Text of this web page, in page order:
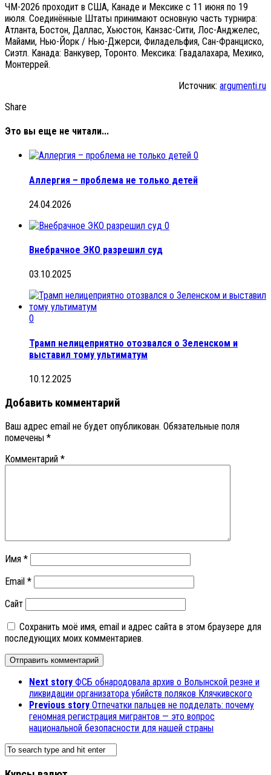
ЧМ-2026 проходит в США, Канаде и Мексике с 11 июня по 19
июля. Соединённые Штаты принимают основную часть турнира:
Атланта, Бостон, Даллас, Хьюстон, Канзас-Сити, Лос-Анджелес,
Майами, Нью-Йорк / Нью-Джерси, Филадельфия, Сан-Франциско,
Сиэтл. Канада: Ванкувер, Торонто. Мексика: Гвадалахара, Мехико,
Монтеррей.
Источник: argumenti.ru
Share
Это вы еще не читали...
0
Аллергия – проблема не только детей
24.04.2026
0
Внебрачное ЭКО разрешил суд
03.10.2025
0
Трамп нелицеприятно отозвался о Зеленском и
выставил тому ультиматум
10.12.2025
Добавить комментарий
Ваш адрес email не будет опубликован. Обязательные поля
помечены *
Комментарий *
Имя *
Email *
Сайт
Сохранить моё имя, email и адрес сайта в этом браузере для
последующих моих комментариев.
Next story ФСБ обнародовала архив о Волынской резне и
ликвидации организатора убийств поляков Клячкивского
Previous story Отпечатки пальцев не подделать: почему
геномная регистрация мигрантов — это вопрос
национальной безопасности для нашей страны